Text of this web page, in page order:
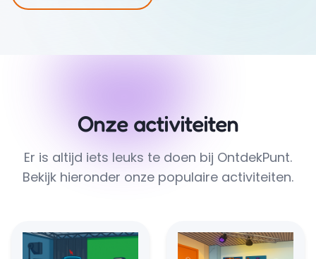
Onze activiteiten
Er is altijd iets leuks te doen bij OntdekPunt.
Bekijk hieronder onze populaire activiteiten.